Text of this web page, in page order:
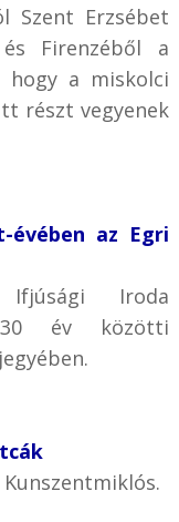
Szent Erzsébet
Firenzéből a
hogy a miskolci
részt vegyenek
évében az Egri
Ifjúsági Iroda
30 év közötti